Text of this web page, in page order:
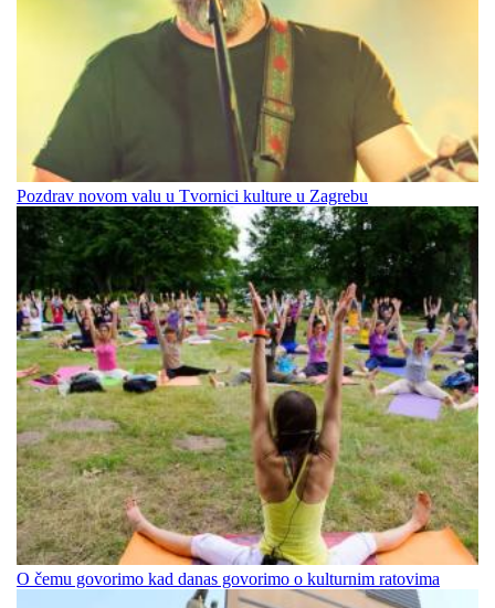
Pozdrav novom valu u Tvornici kulture u Zagrebu
O čemu govorimo kad danas govorimo o kulturnim ratovima